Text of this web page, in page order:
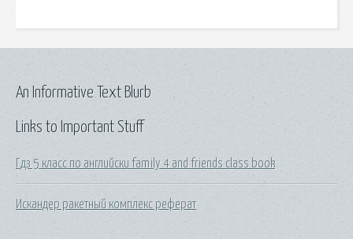
Links to Important Stuff
Гдз 5 класс по английски family 4 and friends class book
Искандер ракетный комплекс реферат
An Informative Text Blurb